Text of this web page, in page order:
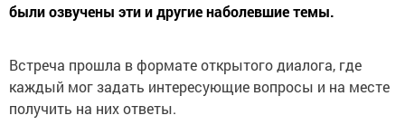
были озвучены эти и другие наболевшие темы.
Встреча прошла в формате открытого диалога, где
каждый мог задать интересующие вопросы и на месте
получить на них ответы.